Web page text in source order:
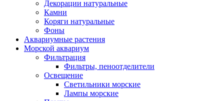
Декорации натуральные
Камни
Коряги натуральные
Фоны
Аквариумные растения
Морской аквариум
Фильтрация
Фильтры, пеноотделители
Освещение
Светильники морские
Лампы морские